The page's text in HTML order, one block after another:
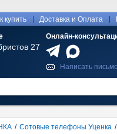
купить Доставка и Оплата
27
Онлайн-
Написать письмо
/ Сотовые телефоны Уценка /